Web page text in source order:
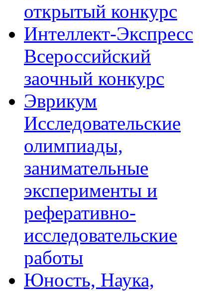
открытый конкурс
Интеллект-Экспресс
Всероссийский
заочный конкурс
Эврикум
Исследовательские
олимпиады,
занимательные
эксперименты и
реферативно-
исследовательские
работы
Юность, Наука,